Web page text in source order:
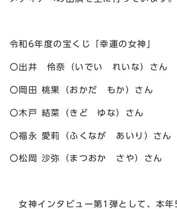
令和6年度の宝くじ「幸運の女神」
〇出井 伶奈（いでい れいな）さん
〇岡田 桃果（おかだ もか）さん
〇木戸 結菜（きど ゆな）さん
〇福永 愛莉（ふくなが あいり）さん
〇松岡 沙弥（まつおか さや）さん
女神インタビュー第1弾として、本年